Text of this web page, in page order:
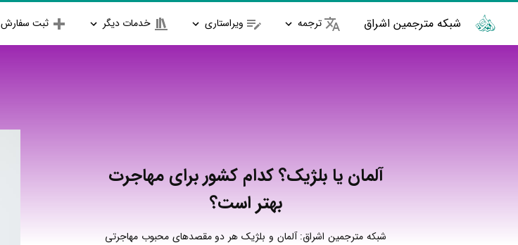
شبکه مترجمین اشراق ترجمه ویراستاری خدمات دیگر ثبت سفارش
آلمان یا بلژیک؟ کدام کشور برای مهاجرت
بهتر است؟
شبکه مترجمین اشراق: آلمان و بلژیک هر دو مقصدهای محبوب مهاجرتی